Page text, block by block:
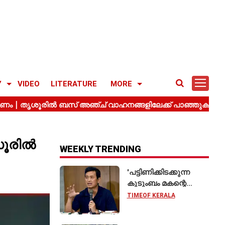
VIDEO LITERATURE MORE
WEEKLY TRENDING
'പട്ടിണിക്കിടക്കുന്ന
കുടുംബം മകന്റെ
വിവാഹത്തിന് ഷാരൂഖ്
TIMEOF KERALA